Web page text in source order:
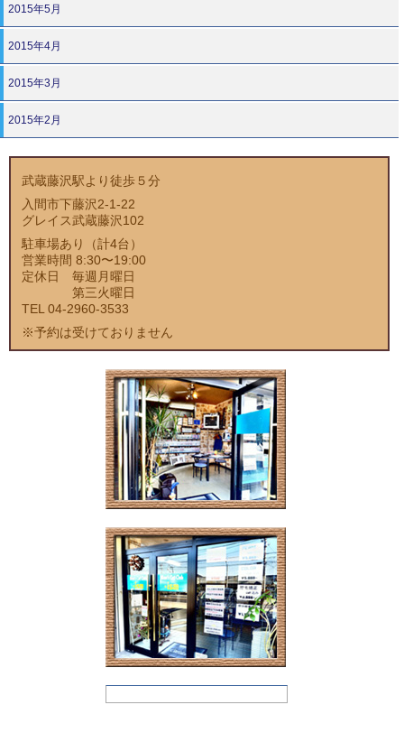
2015年5月
2015年4月
2015年3月
2015年2月
武蔵藤沢駅より徒歩５分
入間市下藤沢2-1-22
グレイス武蔵藤沢102
駐車場あり（計4台）
営業時間 8:30〜19:00
定休日 毎週月曜日
第三火曜日
TEL 04-2960-3533
※予約は受けておりません